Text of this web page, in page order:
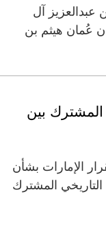
آل
عُمان هيثم بن
المشترك بين
الإمارات بشأن
التاريخي المشترك